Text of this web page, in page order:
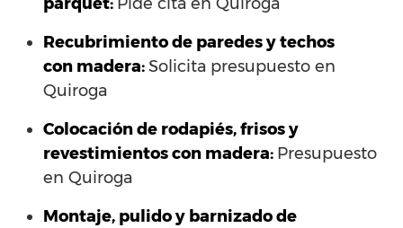
Recubrimiento de paredes y techos
con madera:Solicita presupuesto en
Quiroga
Colocación de rodapiés, frisos y
revestimientos con madera: Presupuesto
en Quiroga
Montaje, pulido y barnizado de